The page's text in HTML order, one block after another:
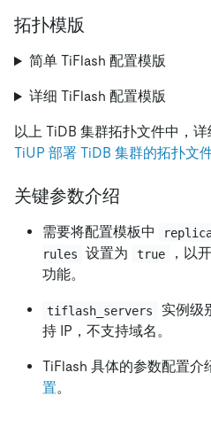
拓扑模版
简单 TiFlash 配置模版
详细 TiFlash 配置模版
以上 TiDB 集群拓扑文件中，
TiUP 部署 TiDB 集群的拓扑文
关键参数介绍
需要将配置模板中
rules
设置为 true ，以
功能。
tiflash_servers 实例级
持 IP，不支持域名。
TiFlash 具体的参数配置介
置。